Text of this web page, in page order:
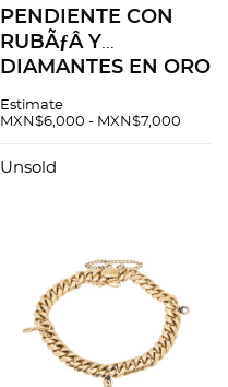
PENDIENTE CON
RUBÃƒÂ Y
DIAMANTES EN ORO
AMARILLO DE 14K
Estimate
MXN$6,000 - MXN$7,000
Unsold